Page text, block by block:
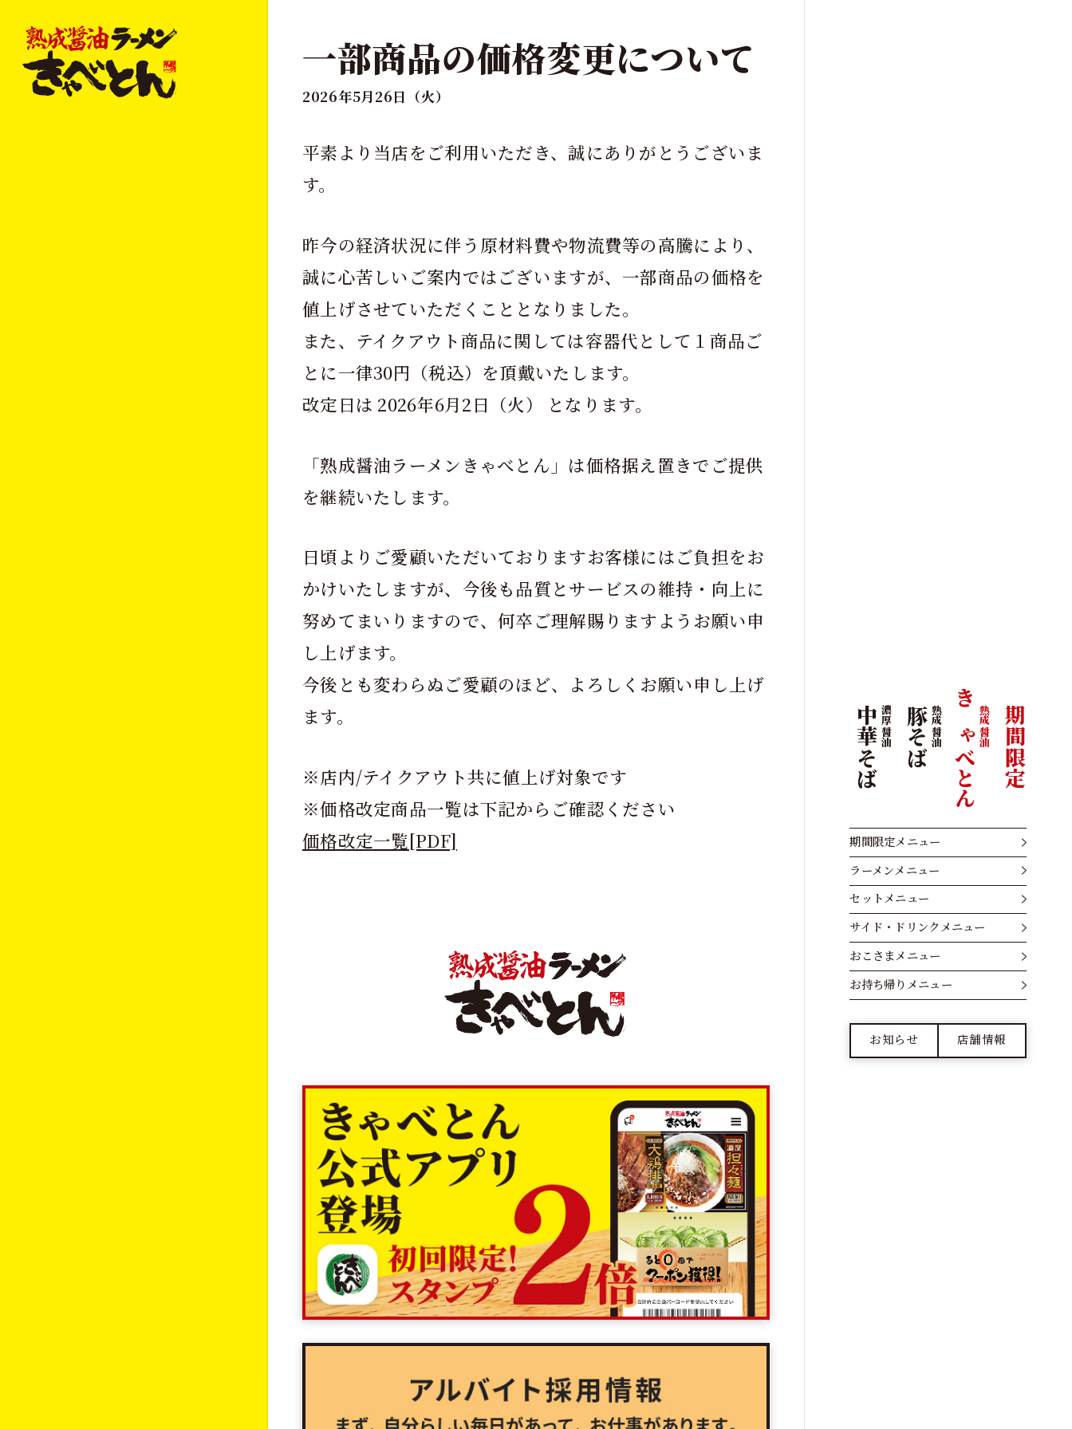
一部商品の価格変更について
2026年5月26日（火）
平素より当店をご利用いただき、誠にありがとうございま
す。
昨今の経済状況に伴う原材料費や物流費等の高騰により、
誠に心苦しいご案内ではございますが、一部商品の価格を
値上げさせていただくこととなりました。
また、テイクアウト商品に関しては容器代として１商品ご
とに一律30円（税込）を頂戴いたします。
改定日は 2026年6月2日（火） となります。
「熟成醤油ラーメンきゃべとん」は価格据え置きでご提供
を継続いたします。
日頃よりご愛顧いただいておりますお客様にはご負担をお
かけいたしますが、今後も品質とサービスの維持・向上に
努めてまいりますので、何卒ご理解賜りますようお願い申
し上げます。
今後とも変わらぬご愛顧のほど、よろしくお願い申し上げ
ます。
※店内/テイクアウト共に値上げ対象です
※価格改定商品一覧は下記からご確認ください
価格改定一覧[PDF]
期間限定
熟成醤油
きゃべとん
熟成醤油
豚そば
濃厚醤油
中華そば
期間限定メニュー
ラーメンメニュー
セットメニュー
サイド・ドリンクメニュー
おこさまメニュー
お持ち帰りメニュー
お知らせ 店舗情報